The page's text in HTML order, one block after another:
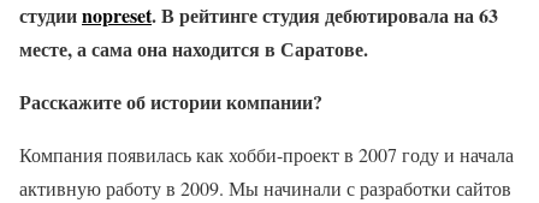
студииnopreset. В рейтинге студия дебютировала на 63
месте, а сама она находится в Саратове.
Расскажите об истории компании?
Компания появилась как хобби-проект в 2007 году и начала
активную работу в 2009. Мы начинали с разработки сайтов